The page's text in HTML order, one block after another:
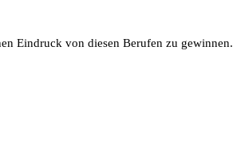
Eindruck von diesen Berufen zu gewinnen.